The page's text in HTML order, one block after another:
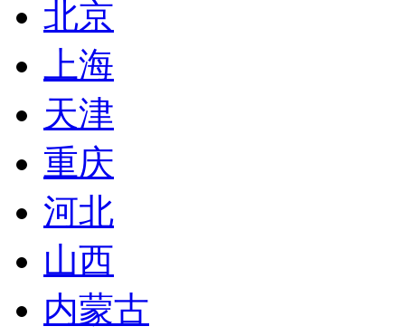
北京
上海
天津
重庆
河北
山西
内蒙古